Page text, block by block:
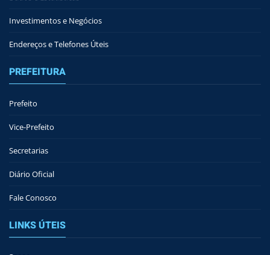
Investimentos e Negócios
Endereços e Telefones Úteis
PREFEITURA
Prefeito
Vice-Prefeito
Secretarias
Diário Oficial
Fale Conosco
LINKS ÚTEIS